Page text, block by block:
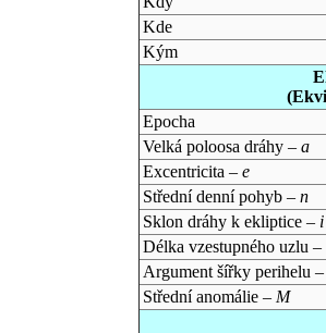
Kde
Kým
Epocha
Velká poloosa dráhy – a
Excentricita – e
Střední denní pohyb – n
Sklon dráhy k ekliptice – i
Délka vzestupného uzlu –
Argument šířky perihelu
Střední anomálie – M